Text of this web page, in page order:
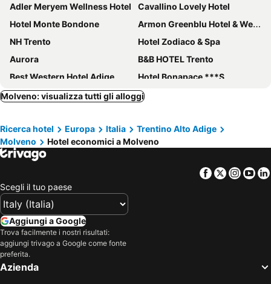
Adler Meryem Wellness Hotel
Cavallino Lovely Hotel
Hotel Monte Bondone
Armon Greenblu Hotel & Wellness
NH Trento
Hotel Zodiaco & Spa
Aurora
B&B HOTEL Trento
Best Western Hotel Adige
Hotel Bonapace ***S
Hotel Garden
Hotel La Bussola
Hi Hotels Trento - Wellness & Spa Adults Only
Style Hotel Grifone
Hotel Europa Lake & Mountain
Hotel Denny
Hotel Garni Caminetto
Hotel Everest
Chalet Campiglio Imperiale
Be Place Adult Friendly Hotel
Hotel Olisamir
Hotel America
Garnì Le Vallene
Lefay Resort & SPA Dolomiti
Molveno: visualizza tutti gli alloggi
Ricerca hotel Europa Italia
Trentino Alto Adige
Molveno
Hotel economici a Molveno
Facebook
Twitter
Scegli il tuo paese
Aggiungi a Google
Trova facilmente i nostri risultati:
aggiungi trivago a Google come fonte
preferita.
Azienda